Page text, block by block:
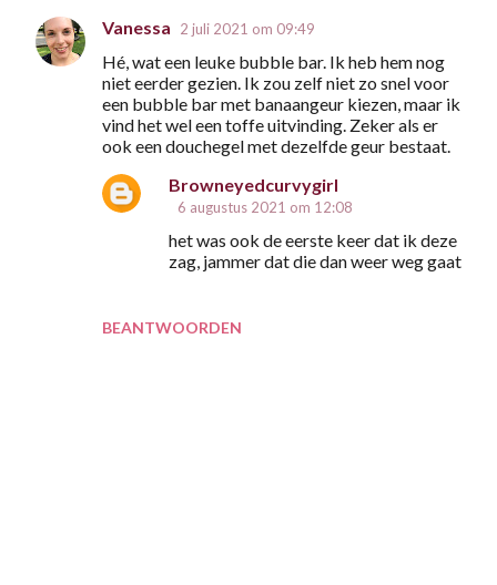
R
Vanessa 2 juli 2021 om 09:49
Hé, wat een leuke bubble bar. Ik heb hem nog
niet eerder gezien. Ik zou zelf niet zo snel voor
een bubble bar met banaangeur kiezen, maar ik
vind het wel een toffe uitvinding. Zeker als er
ook een douchegel met dezelfde geur bestaat.
BEANTWOORDEN
Browneyedcurvygirl
6 augustus 2021 om 12:08
het was ook de eerste keer dat ik deze
zag, jammer dat die dan weer weg gaat